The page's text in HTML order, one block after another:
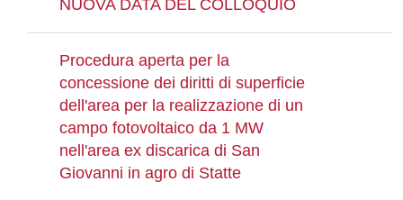
NUOVA DATA DEL COLLOQUIO
Procedura aperta per la
concessione dei diritti di superficie
dell'area per la realizzazione di un
campo fotovoltaico da 1 MW
nell'area ex discarica di San
Giovanni in agro di Statte